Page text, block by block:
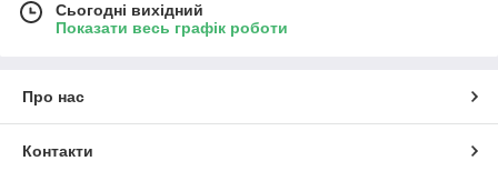
Сьогодні вихідний
Показати весь графік роботи
Про нас
Контакти